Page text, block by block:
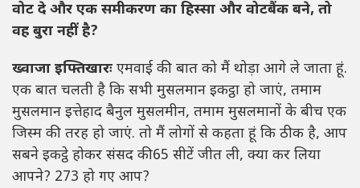
वोट दे और एक समीकरण का हिस्सा और वोटबैंक बने, तो
वह बुरा नहीं है?
ख्वाजा इफ्तिखारः एमवाई की बात को मैं थोड़ा आगे ले जाता हूं.
एक बात चलती है कि सभी मुसलमान इकट्ठा हो जाएं, तमाम
मुसलमान इत्तेहाद बैनुल मुसलमीन, तमाम मुसलमानों के बीच एक
जिस्म की तरह हो जाएं. तो मैं लोगों से कहता हूं कि ठीक है, आप
सबने इकट्ठे होकर संसद की65 सीटें जीत ली, क्या कर लिया
आपने? 273 हो गए आप?